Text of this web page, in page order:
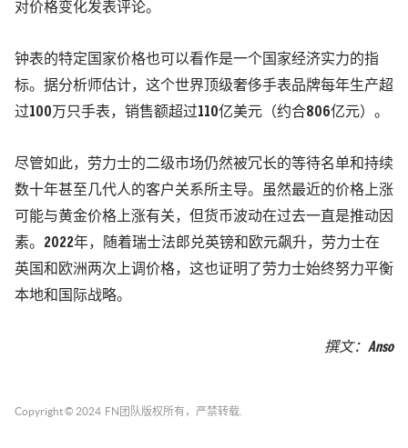
对价格变化发表评论。
钟表的特定国家价格也可以看作是一个国家经济实力的指
标。据分析师估计，这个世界顶级奢侈手表品牌每年生产超
过100万只手表，销售额超过110亿美元（约合806亿元）。
尽管如此，劳力士的二级市场仍然被冗长的等待名单和持续
数十年甚至几代人的客户关系所主导。虽然最近的价格上涨
可能与黄金价格上涨有关，但货币波动在过去一直是推动因
素。2022年，随着瑞士法郎兑英镑和欧元飙升，劳力士在
英国和欧洲两次上调价格，这也证明了劳力士始终努力平衡
本地和国际战略。
撰文：Anso
Copyright © 2024 FN团队 版权所有，严禁转载.